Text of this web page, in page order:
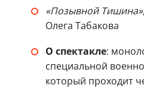
«Позывной Тишина»
Олега Табакова
О спектакле:
специальной
который проходит